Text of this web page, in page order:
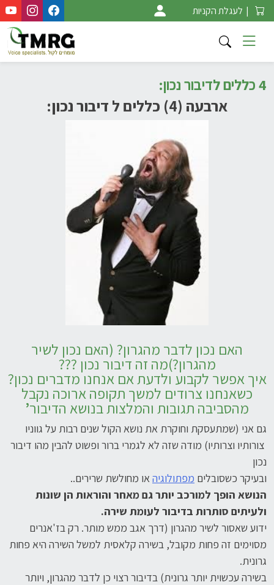
Skip
to
content
| לעגלת הקניות
4 כללים לדיבור נכון:
ארבעה (4) כללים ל דיבור נכון:
האם נכון לדבר מהגרון? (האם נכון לשיר
מהגרון?)מה זה דיבור נכון ???
איך אפשר לקבוע ולדעת אם אנחנו מדברים נכון?
כשאנחנו צרודים למשך תקופה ארוכה נקבל
מהסביבה תגובות והמלצות בנושא הדיבור’
גם אני (שמתעסקת וחוקרת את נושא הקול שנים רבות על גווניו
צורותיו וצרותיו) מודה שזה לא לגמרי ברור ופשוט להבין מהו דיבור
נכון
ובעיקר כשסובלים מפתולוגיהאו מחולשת שרירים..
הנושא הופך למורכב יותר גם מאחר והוראות הן שונות
ולעיתים סותרות בדיבור לעומת שירה.
ידוע שאסור לשיר מהגרון (דרך אגב ממש מותר. רק בז'אנרים
מסוימים זה פחות מקובל, בשירה קלאסית למשל השירה היא פחות
גרונית.
בשירה עכשוית יותר גרונית) בדיבור רצוי כן לדבר מהגרון, ויותר